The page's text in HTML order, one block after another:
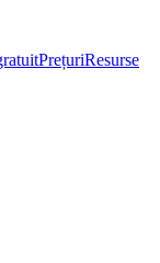
PrețuriResurse